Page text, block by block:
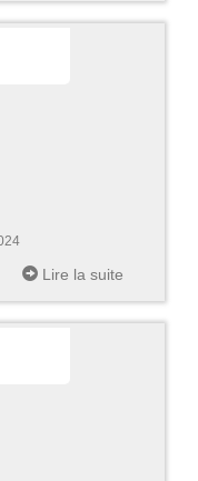
Lire la suite